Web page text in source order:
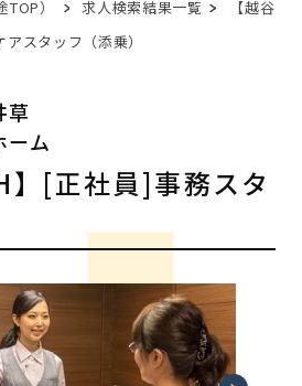
） 求人検索結果一覧
【越谷
スタッフ（添乗）
草
ーム
】[正社員]事務スタ